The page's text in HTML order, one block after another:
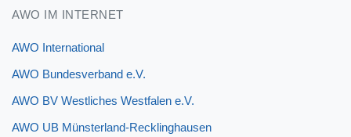
AWO IM INTERNET
AWO International
AWO Bundesverband e.V.
AWO BV Westliches Westfalen e.V.
AWO UB Münsterland-Recklinghausen